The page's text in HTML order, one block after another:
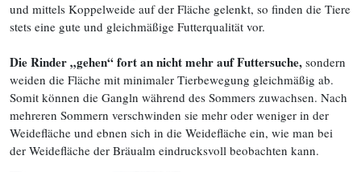
und mittels Koppelweide auf der Fläche gelenkt, so finden die Tiere
stets eine gute und gleichmäßige Futterqualität vor.
Die Rinder „gehen“ fort an nicht mehr auf Futtersuche, sondern
weiden die Fläche mit minimaler Tierbewegung gleichmäßig ab.
Somit können die Gangln während des Sommers zuwachsen. Nach
mehreren Sommern verschwinden sie mehr oder weniger in der
Weidefläche und ebnen sich in die Weidefläche ein, wie man bei
der Weidefläche der Bräualm eindrucksvoll beobachten kann.